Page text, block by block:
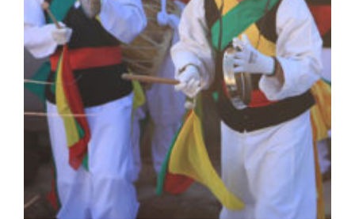
원문보기 PDF
박물관 홈페이지